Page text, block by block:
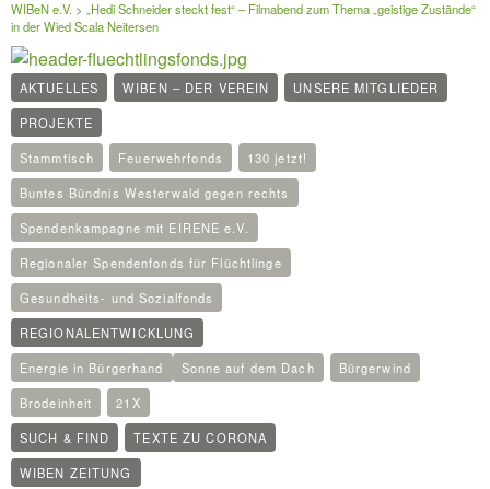
WIBeN e.V. >
„Hedi Schneider steckt fest“ – Filmabend zum Thema „geistige Zustände“
in der Wied Scala Neitersen
AKTUELLES WIBEN – DER VEREIN
UNSERE MITGLIEDER
PROJEKTE
Stammtisch
Feuerwehrfonds
130 jetzt!
Buntes Bündnis Westerwald gegen rechts
Spendenkampagne mit EIRENE e.V.
Regionaler Spendenfonds für Flüchtlinge
Gesundheits- und Sozialfonds
REGIONALENTWICKLUNG
Energie in Bürgerhand
Sonne auf dem Dach
Bürgerwind
Brodeinheit
21X
SUCH & FIND
TEXTE ZU CORONA
WIBEN ZEITUNG